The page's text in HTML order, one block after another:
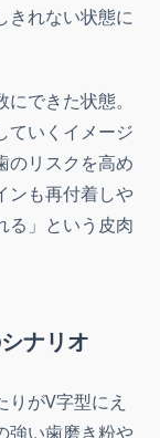
きれない状態に
できた状態。
ていくイメージ
のリスクを高め
ンも再付着しや
る」という皮肉
ナリオ
がV字型にえ
強い歯磨き粉や